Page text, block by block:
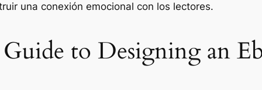
una conexión emocional con los lectores.
to Designing an